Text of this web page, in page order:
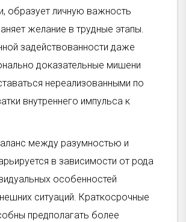
образует личную важность
желание в трудные этапы.
задействованности даже
доказательные мишени
нереализованными по
внутреннего импульса к
между разумностью и
в зависимости от рода
особенностей
ситуаций. Краткосрочные
предполагать более